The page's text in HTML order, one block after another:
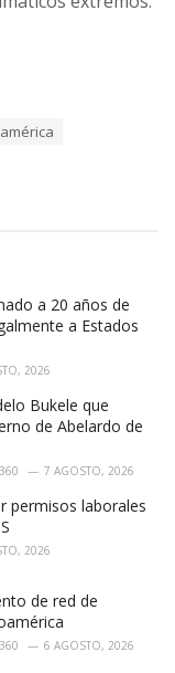
a 20 años de
a Estados
2026
Bukele que
de Abelardo de
7 AGOSTO, 2026
permisos laborales
2026
de red de
6 AGOSTO, 2026